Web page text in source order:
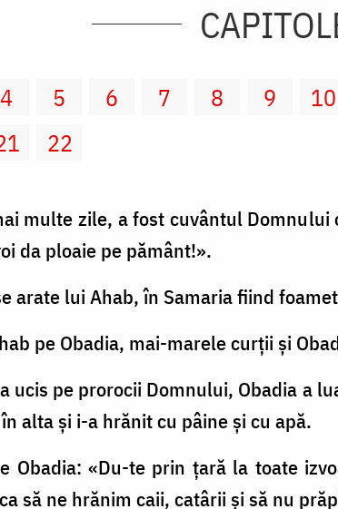
4 5 6 7 8 9 10
22
multe zile, a fost cuvântul
da ploaie pe pământ!».
arate lui Ahab, în Samaria fiind
pe Obadia, mai-marele curţii şi
ucis pe prorocii Domnului, Obadia a
alta şi i-a hrănit cu pâine şi cu apă.
Obadia: «Du-te prin ţară la toate
să ne hrănim caii, catârii şi să nu